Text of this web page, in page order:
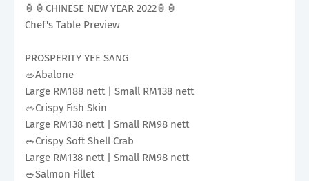
🏮🏮CHINESE NEW YEAR 2022🏮🏮
Chef's Table Preview
PROSPERITY YEE SANG
🥗Abalone
Large RM188 nett | Small RM138 nett
🥗Crispy Fish Skin
Large RM138 nett | Small RM98 nett
🥗Crispy Soft Shell Crab
Large RM138 nett | Small RM98 nett
🥗Salmon Fillet